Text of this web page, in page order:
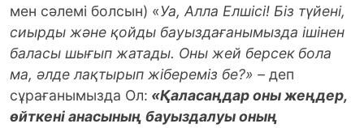
мен сәлемі болсын) «Уа, Алла Елшісі! Біз түйені,
сиырды және қойды бауыздағанымызда ішінен
баласы шығып жатады. Оны жей берсек бола
ма, әлде лақтырып жібереміз бе?» – деп
сұрағанымызда Ол: «Қаласаңдар оны жеңдер,
өйткені анасының бауыздалуы оның